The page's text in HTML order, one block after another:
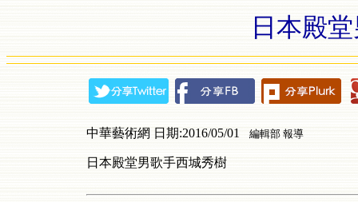
日本殿
中華藝術網 日期:2016/05/01 編輯部 報導
日本殿堂男歌手西城秀樹